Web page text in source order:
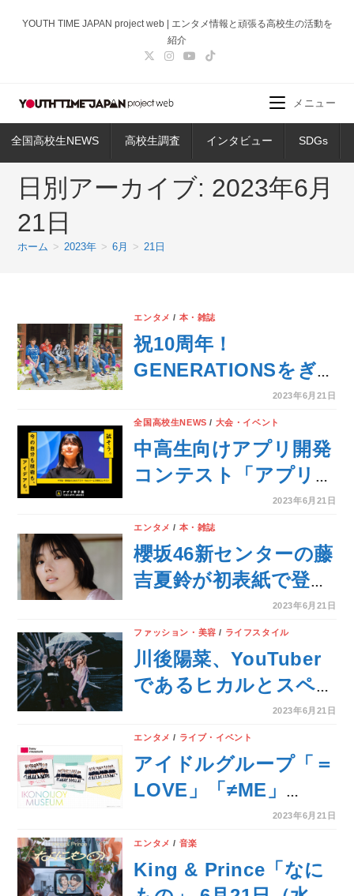
ス
ッ
YOUTH TIME JAPAN project web | エンタメ情報と頑張る高校生の活動を
紹介
全国高校生NEWS 高校生調査 インタビュー SDGs
メニュー
日別アーカイブ: 2023年6月
21日
ホーム > 2023年 > 6月 > 21日
エンタメ / 本・雑誌
祝10周年！
GENERATIONSをぎ
ゅっと詰め込んだ「ま
るごと1冊
GENERATIONS」8月
1日(火)発売決定
2023年6月21日
全国高校生NEWS / 大会・イベント
中高生向けアプリ開発
コンテスト「アプリ甲
子園」開催決定！2023年6月21日
エンタメ / 本・雑誌
櫻坂46新センターの藤
吉夏鈴が初表紙で登
場！ さらに、櫻坂46
三期生連続グラビア企
画も始動！
2023年6月21日
ファッション・美容 / ライフスタイル
川後陽菜、YouTuber
であるヒカルとスペシ
ャルコラボレーショ
ン！メインビジュアル
にはREIRIEと川後陽
菜が登場！
2023年6月21日
エンタメ / ライブ・イベント
アイドルグループ「＝
LOVE」「≠ME」
「≒JOY」合同コンサ
ート「イコノイジョイ
2023」の開催を記念し
2023年6月21日
エンタメ / 音楽
King & Prince「なに